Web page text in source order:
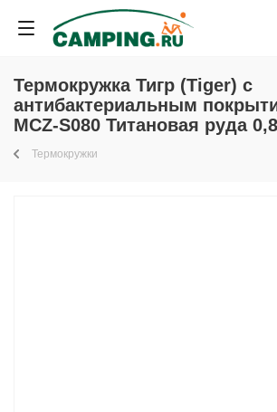
Термокружка Тигр (Tiger) с
антибактериальным
MCZ-S080 Титановая руда
Термокружки